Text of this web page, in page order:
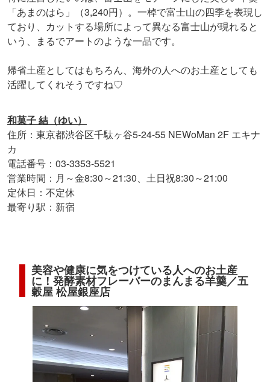
「あまのはら」（3,240円）。一棹で富士山の四季を表現し
ており、カットする場所によって異なる富士山が現れると
いう、まるでアートのような一品です。
帰省土産としてはもちろん、海外の人へのお土産としても
活躍してくれそうですね♡
和菓子 結（ゆい）
住所：東京都渋谷区千駄ヶ谷5-24-55 NEWoMan 2F エキナ
カ
電話番号：03-3353-5521
営業時間：月～金8:30～21:30、土日祝8:30～21:00
定休日：不定休
最寄り駅：新宿
美容や健康に気をつけている人へのお土産
に！発酵素材フレーバーのまんまる羊羹／五
穀屋 松屋銀座店